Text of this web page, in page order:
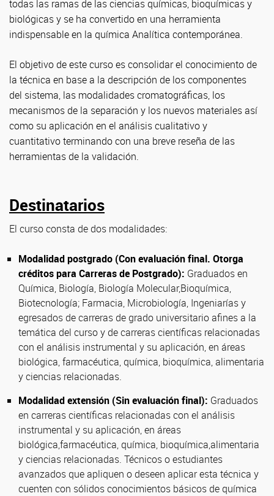
todas las ramas de las ciencias químicas, bioquímicas y
biológicas y se ha convertido en una herramienta
indispensable en la química Analítica contemporánea.
El objetivo de este curso es consolidar el conocimiento de
la técnica en base a la descripción de los componentes
del sistema, las modalidades cromatográficas, los
mecanismos de la separación y los nuevos materiales así
como su aplicación en el análisis cualitativo y
cuantitativo terminando con una breve reseña de las
herramientas de la validación.
Destinatarios
El curso consta de dos modalidades:
Modalidad postgrado (Con evaluación final. Otorga
créditos para Carreras de Postgrado): Graduados en
Química, Biología, Biología Molecular,Bioquímica,
Biotecnología; Farmacia, Microbiología, Ingeniarías y
egresados de carreras de grado universitario afines a la
temática del curso y de carreras científicas relacionadas
con el análisis instrumental y su aplicación, en áreas
biológica, farmacéutica, química, bioquímica, alimentaria
y ciencias relacionadas.
Modalidad extensión (Sin evaluación final): Graduados
en carreras científicas relacionadas con el análisis
instrumental y su aplicación, en áreas
biológica,farmacéutica, química, bioquímica,alimentaria
y ciencias relacionadas. Técnicos o estudiantes
avanzados que apliquen o deseen aplicar esta técnica y
cuenten con sólidos conocimientos básicos de química